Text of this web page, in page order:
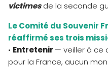
victimesde la seconde
Le Comité du Souvenir
réaffirmé ses trois
• Entretenir — veiller à ce
pour la France, aucun